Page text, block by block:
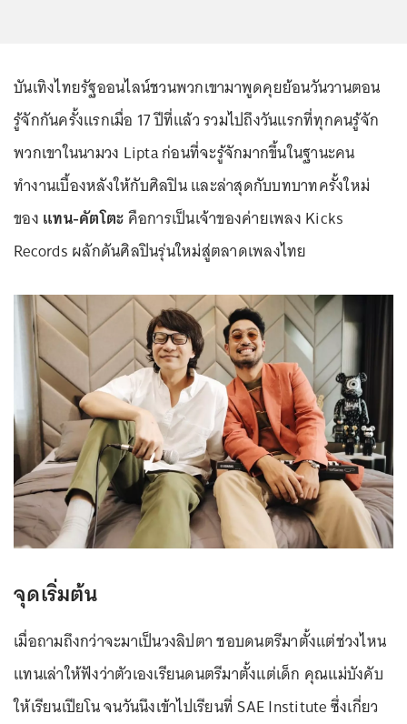
บันเทิงไทยรัฐออนไลน์ชวนพวกเขามาพูดคุยย้อนวันวานตอน
รู้จักกันครั้งแรกเมื่อ 17 ปีที่แล้ว รวมไปถึงวันแรกที่ทุกคนรู้จัก
พวกเขาในนามวง Lipta ก่อนที่จะรู้จักมากขึ้นในฐานะคน
ทำงานเบื้องหลังให้กับศิลปิน และล่าสุดกับบทบาทครั้งใหม่
ของ แทน-คัตโตะคือการเป็นเจ้าของค่ายเพลง Kicks
Records ผลักดันศิลปินรุ่นใหม่สู่ตลาดเพลงไทย
จุดเริ่มต้น
เมื่อถามถึงกว่าจะมาเป็นวงลิปตา ชอบดนตรีมาตั้งแต่ช่วงไหน
แทนเล่าให้ฟังว่าตัวเองเรียนดนตรีมาตั้งแต่เด็ก คุณแม่บังคับ
ให้เรียนเปียโน จนวันนึงเข้าไปเรียนที่ SAE Institute ซึ่งเกี่ยว